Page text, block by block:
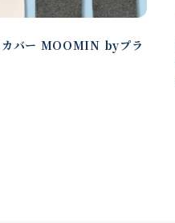
カバー MOOMIN byプラ